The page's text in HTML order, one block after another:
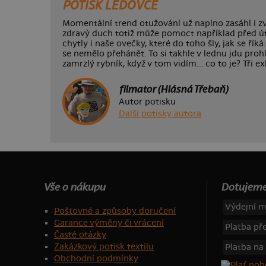
POTISK LEDOVCE
Momentální trend otužování už naplno zasáhl i
zdravý duch totiž může pomoct například před
chytly i naše ovečky, které do toho šly, jak se
se nemělo přehánět. To si takhle v lednu jdu
zamrzlý rybník, když v tom vidím... co to je? Tři
filmator (Hlásná Třebaň)
Autor potisku
Další potisky autora
Vše o nákupu
Poštovné a způsoby doručení
Garance výměny či vrácení
Časté otázky
Zakázkový potisk textilu
Obchodní podmínky
Výdejní
Platba
Platba